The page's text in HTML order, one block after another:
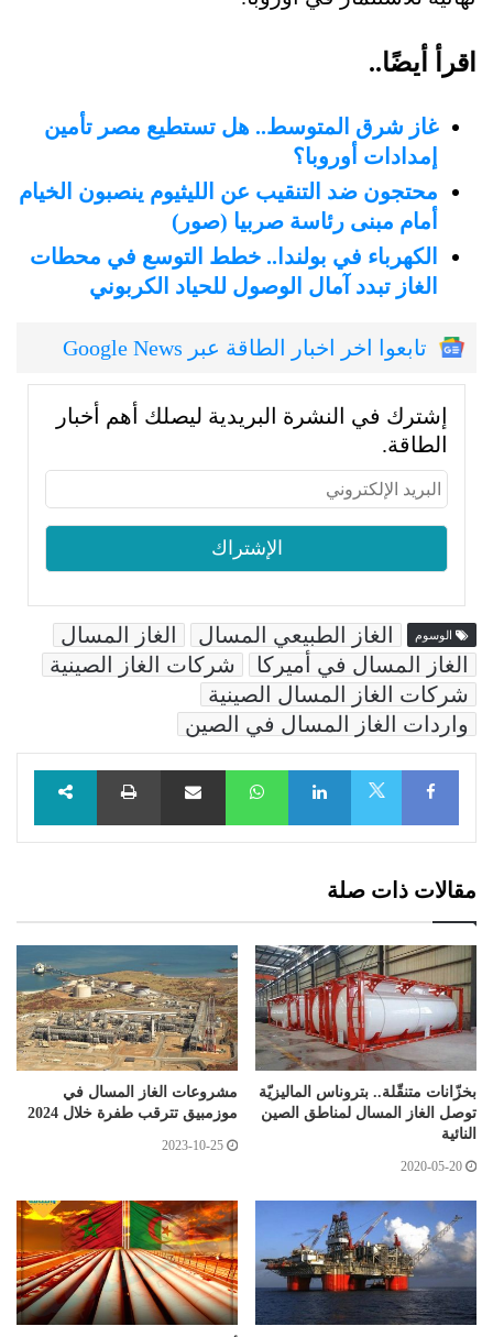
اقرأ أيضًا..
غاز شرق المتوسط.. هل تستطيع مصر تأمين
إمدادات أوروبا؟
محتجون ضد التنقيب عن الليثيوم ينصبون الخيام
أمام مبنى رئاسة صربيا (صور)
الكهرباء في بولندا.. خطط التوسع في محطات
الغاز تبدد آمال الوصول للحياد الكربوني
تابعوا اخر اخبار الطاقة عبر Google News
إشترك في النشرة البريدية ليصلك أهم أخبار
الطاقة.
الوسوم الغاز الطبيعي المسال
الغاز المسال
الغاز المسال في أميركا
شركات الغاز الصينية
شركات الغاز المسال الصينية
واردات الغاز المسال في الصين
Facebook
LinkedIn
WhatsAppمشاركة عبر البريد طباعة
مقالات ذات صلة
بخزّانات متنقّلة.. بتروناس الماليزيّة
توصل الغاز المسال لمناطق الصين
النائية
2020-05-20
مشروعات الغاز المسال في
موزمبيق تترقب طفرة خلال 2024
2023-10-25